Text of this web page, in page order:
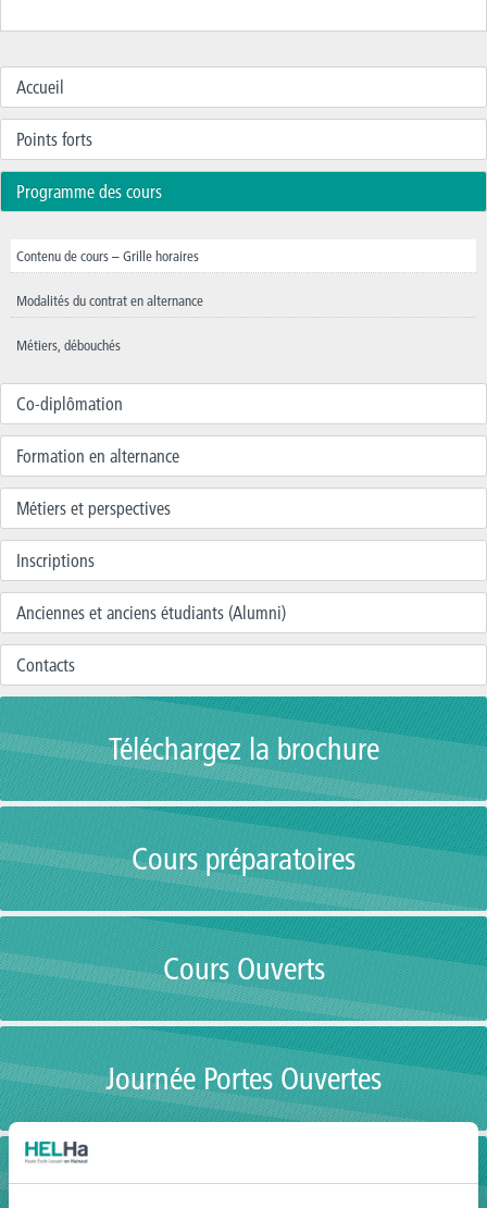
Accueil
Points forts
Programme des cours
Contenu de cours – Grille horaires
Modalités du contrat en alternance
Métiers, débouchés
Co-diplômation
Formation en alternance
Métiers et perspectives
Inscriptions
Anciennes et anciens étudiants (Alumni)
Contacts
Téléchargez la brochure
Cours préparatoires
Cours Ouverts
Journée Portes Ouvertes
Visites guidées